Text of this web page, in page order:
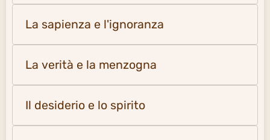
La sapienza e l'ignoranza
La verità e la menzogna
Il desiderio e lo spirito